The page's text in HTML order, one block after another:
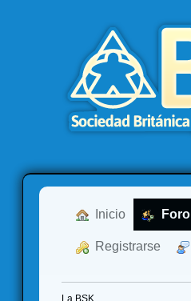
Inicio Foro
Registrarse
La BSK